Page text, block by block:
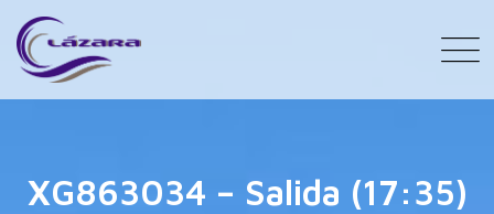
XG863034 – Salida (17:35)